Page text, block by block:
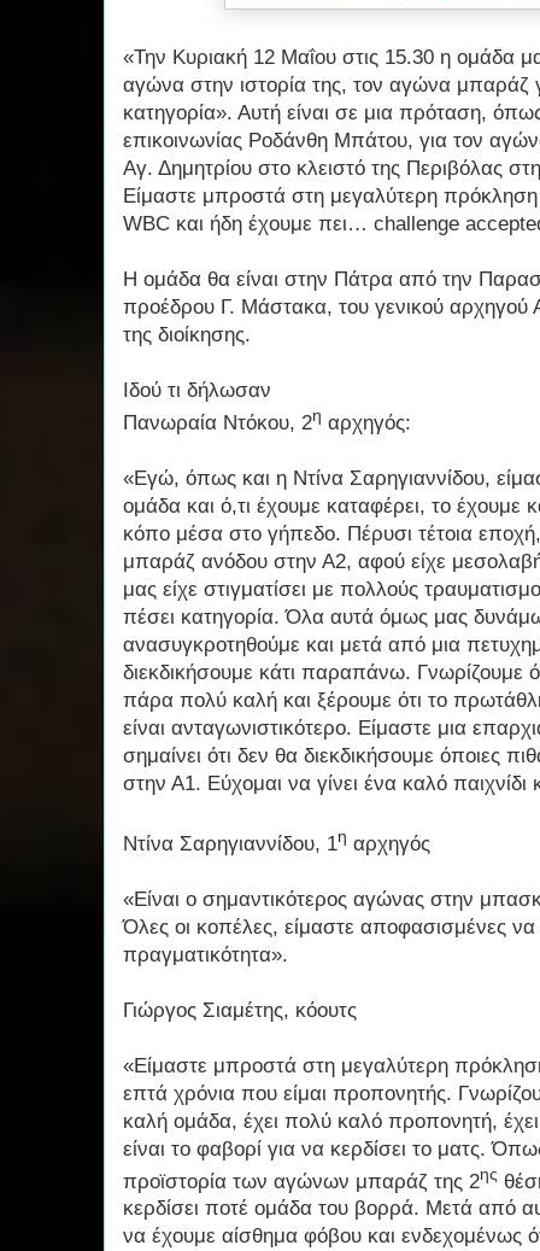
«Την Κυριακή 12 Μαΐου στις 15.30 η ομάδα
αγώνα στην ιστορία της, τον αγώνα μπαράζ
κατηγορία». Αυτή είναι σε μια πρόταση,
επικοινωνίας Ροδάνθη Μπάτου, για τον
Αγ. Δημητρίου στο κλειστό της Περιβόλας
Είμαστε μπροστά στη μεγαλύτερη πρόκληση
WBC και ήδη έχουμε πει… challenge
Η ομάδα θα είναι στην Πάτρα από την
προέδρου Γ. Μάστακα, του γενικού αρχηγού
της διοίκησης.
Ιδού τι δήλωσαν
Πανωραία Ντόκου, 2η αρχηγός:
«Εγώ, όπως και η Ντίνα Σαρηγιαννίδου,
ομάδα και ό,τι έχουμε καταφέρει, το έχουμε
κόπο μέσα στο γήπεδο. Πέρυσι τέτοια
μπαράζ ανόδου στην Α2, αφού είχε
μας είχε στιγματίσει με πολλούς
πέσει κατηγορία. Όλα αυτά όμως μας
ανασυγκροτηθούμε και μετά από μια
διεκδικήσουμε κάτι παραπάνω. Γνωρίζουμε
πάρα πολύ καλή και ξέρουμε ότι το
είναι ανταγωνιστικότερο. Είμαστε μια
σημαίνει ότι δεν θα διεκδικήσουμε όποιες
στην Α1. Εύχομαι να γίνει ένα καλό παιχνίδι
Ντίνα Σαρηγιαννίδου, 1η αρχηγός
«Είναι ο σημαντικότερος αγώνας στην
Όλες οι κοπέλες, είμαστε αποφασισμένες
πραγματικότητα».
Γιώργος Σιαμέτης, κόουτς
«Είμαστε μπροστά στη μεγαλύτερη
επτά χρόνια που είμαι προπονητής.
καλή ομάδα, έχει πολύ καλό προπονητή, έχει
είναι το φαβορί για να κερδίσει το ματς.
προϊστορία των αγώνων μπαράζ της 2ης
κερδίσει ποτέ ομάδα του βορρά. Μετά από
να έχουμε αίσθημα φόβου και ενδεχομένως